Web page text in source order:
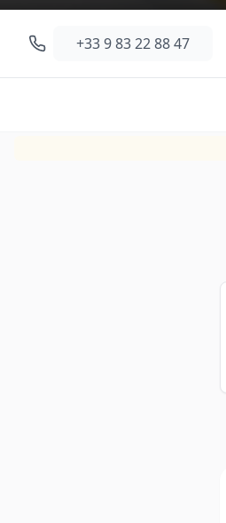
+33 9 83 22 88 47